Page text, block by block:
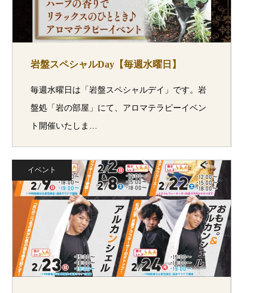
岩盤スペシャルDay【毎週水曜日】
毎週水曜日は「岩盤スペシャルデイ」です。岩
盤処「岩の部屋」にて、アロマテラピーイベン
ト開催いたしま…
イベント